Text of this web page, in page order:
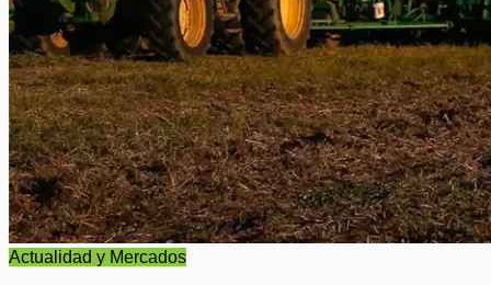
Actualidad y Mercados